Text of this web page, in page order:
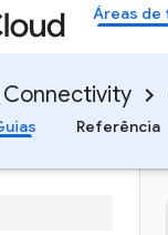
Áreas de
Referência